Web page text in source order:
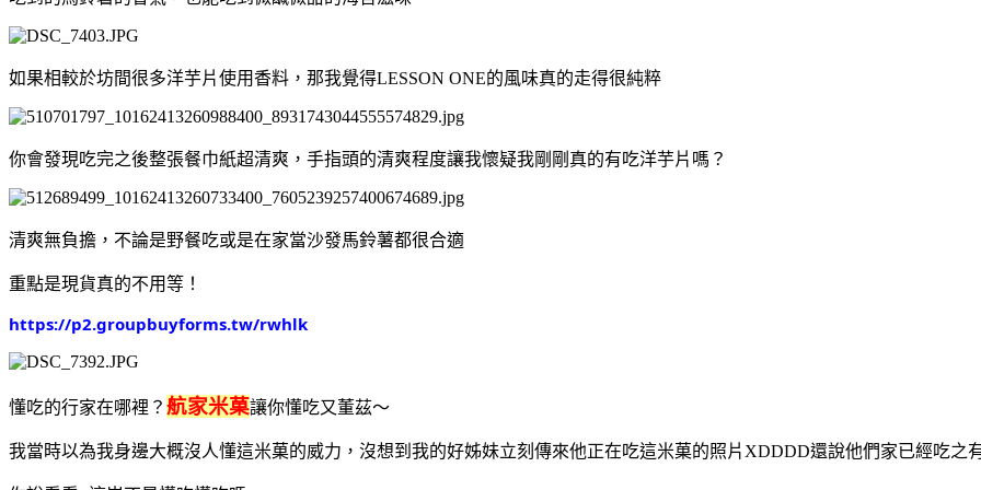
如果相較於坊間很多洋芋片使用香料，那我覺得LESSON ONE的風味真的走得很純粹
你會發現吃完之後整張餐巾紙超清爽，手指頭的清爽程度讓我懷疑我剛剛真的有吃洋芋片嗎？
清爽無負擔，不論是野餐吃或是在家當沙發馬鈴薯都很合適
重點是現貨真的不用等！
https://p2.groupbuyforms.tw/rwhlk
懂吃的行家在哪裡？ 航家米菓讓你懂吃又董茲～
我當時以為我身邊大概沒人懂這米菓的威力，沒想到我的好姊妹立刻傳來他正在吃這米菓的照片XDDDD還說他們家已經吃之